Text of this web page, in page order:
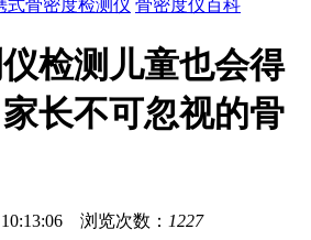
式骨密度检测仪 骨密度仪百科
检测儿童也会得
长不可忽视的骨
浏览次数： 1227